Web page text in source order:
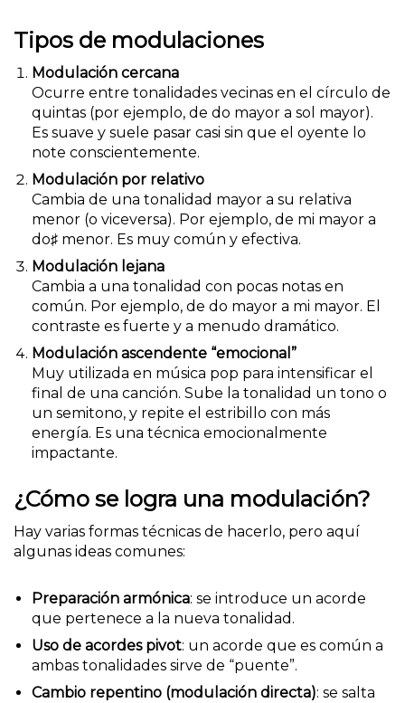
Tipos de modulaciones
Modulación cercana
Ocurre entre tonalidades vecinas en el círculo de
quintas (por ejemplo, de do mayor a sol mayor).
Es suave y suele pasar casi sin que el oyente lo
note conscientemente.
Modulación por relativo
Cambia de una tonalidad mayor a su relativa
menor (o viceversa). Por ejemplo, de mi mayor a
do♯ menor. Es muy común y efectiva.
Modulación lejana
Cambia a una tonalidad con pocas notas en
común. Por ejemplo, de do mayor a mi mayor. El
contraste es fuerte y a menudo dramático.
Modulación ascendente “emocional”
Muy utilizada en música pop para intensificar el
final de una canción. Sube la tonalidad un tono o
un semitono, y repite el estribillo con más
energía. Es una técnica emocionalmente
impactante.
¿Cómo se logra una modulación?
Hay varias formas técnicas de hacerlo, pero aquí
algunas ideas comunes:
Preparación armónica: se introduce un acorde
que pertenece a la nueva tonalidad.
Uso de acordes pivot: un acorde que es común a
ambas tonalidades sirve de “puente”.
Cambio repentino (modulación directa): se salta